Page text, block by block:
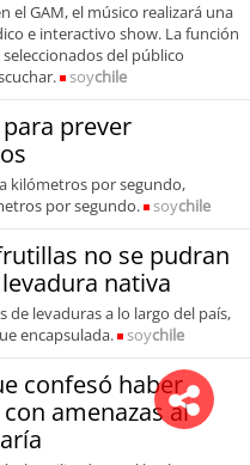
el GAM, el músico realizará una
e interactivo show. La función
del público
soychile
prever
kilómetros por segundo,
por segundo.
soychile
no se pudran
nativa
de levaduras a lo largo del país,
encapsulada.
soychile
confesó haber
amenazas al